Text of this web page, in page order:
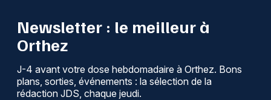
Newsletter : le meilleur à
Orthez
J-4 avant votre dose hebdomadaire à Orthez. Bons
plans, sorties, événements : la sélection de la
rédaction JDS, chaque jeudi.